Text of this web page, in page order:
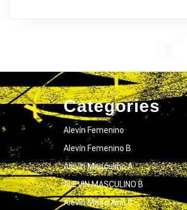
Categories
Alevín Femenino
Alevín Femenino B
Alevín Masculino A
ALEVIN MASCULINO B
Alevín Masculino C